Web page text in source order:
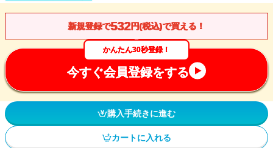
新規登録で532円(税込)で買える！
かんたん30秒登録！
今すぐ会員登録をする
購入手続きに進む
カートに入れる